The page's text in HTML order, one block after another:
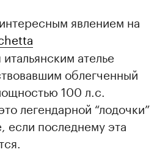
явлением на
ателье
облегченный
100 л.с.
легендарной “лодочки”
если последнему эта